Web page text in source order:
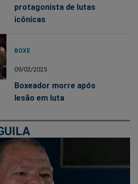
protagonista de lutas
icônicas
BOXE
09/02/2025
Boxeador morre após
lesão em luta